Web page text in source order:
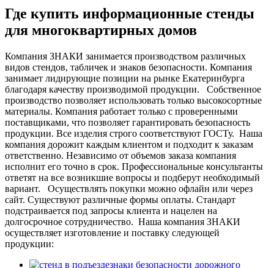
Где купить информационные стенды
для многоквартирных домов
Компания ЗНАКИ занимается производством различных
видов стендов, табличек и знаков безопасности. Компания
занимает лидирующие позиции на рынке Екатеринбурга
благодаря качеству производимой продукции.
Собственное
производство позволяет использовать только высокосортные
материалы. Компания работает только с проверенными
поставщиками, что позволяет гарантировать безопасность
продукции. Все изделия строго соответствуют ГОСТу. Наша
компания дорожит каждым клиентом и подходит к заказам
ответственно. Независимо от объемов заказа компания
исполнит его точно в срок. Профессиональные консультанты
ответят на все возникшие вопросы и подберут необходимый
вариант.
Осуществлять покупки можно офлайн или через
сайт. Существуют различные формы оплаты. Стандарт
подстраивается под запросы клиента и нацелен на
долгосрочное сотрудничество. Наша компания ЗНАКИ
осуществляет изготовление и поставку следующей
продукции:
знаки безопасности дорожного